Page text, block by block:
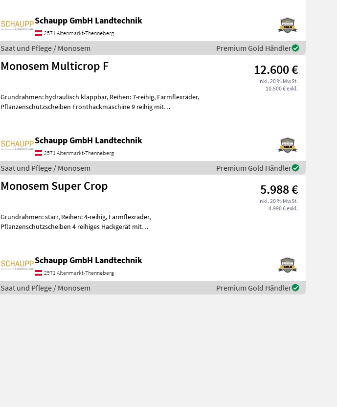
Schaupp GmbH Landtechnik
2571 Altenmarkt-Thenneberg
Saat und Pflege / Monosem Premium Gold Händler
Monosem Multicrop F 12.600 €
inkl. 20 % MwSt.
10.500 € exkl.
Grundrahmen: hydraulisch klappbar, Reihen: 7-reihig, Farmflexräder,
Pflanzenschutzscheiben Fronthackmaschine 9 reihig mit
Schaupp GmbH Landtechnik
2571 Altenmarkt-Thenneberg
Saat und Pflege / Monosem Premium Gold Händler
Monosem Super Crop 5.988 €
inkl. 20 % MwSt.
4.990 € exkl.
Grundrahmen: starr, Reihen: 4-reihig, Farmflexräder,
Pflanzenschutzscheiben 4 reihiges Hackgerät mit
Schaupp GmbH Landtechnik
2571 Altenmarkt-Thenneberg
Saat und Pflege / Monosem Premium Gold Händler